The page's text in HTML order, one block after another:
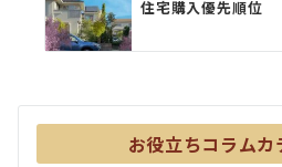
住宅購入優先順位
お役立ちコラム